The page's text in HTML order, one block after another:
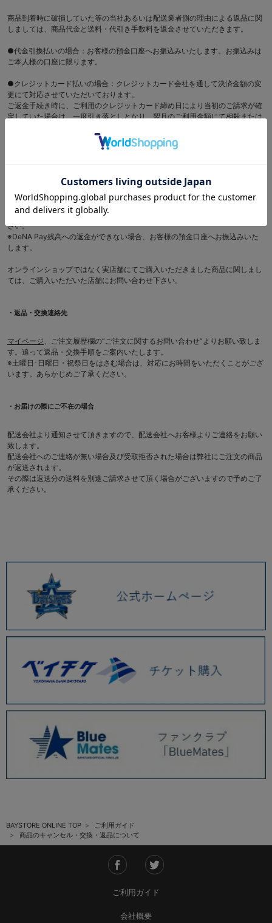
商品到着時に破損していた等の当社あるいは配送業者側の理由による返品に関
しましては、商品代金と送料・代引き手数料を返金させていただきます。
●代金引換払いの場合：お客様の預金口座へお振込みいたします。お振込みは
ご本人様の口座に限ります。
●クレジットカード払いの場合：クレジットカード会社を通して決済金額の変
更にて対応させていただいております。
ご返金手続き時に、ご利用のクレジットカード締め日により当初のご請求が確
定していた場合は、一度引き落としとなり、翌月のご利用金額にて相殺または
※ご返金方法はカード会社により異なります。クレジットカード会社発行のご
利用明細書で金額をご確認ください。
金の対応とさせて頂きます。
●DeNA Pay払いの場合：お客様のDeNA Pay残高へ返金いたします。
※クレジットカード利用の場合は、クレジットカード払いの場合をご確認くだ
さい。
※DeNA Pay残高への返金ができない場合、お客様の預金口座へお振込みいた
します。
オンラインショップではなく実店舗にてご購入いただきました商品に関しまし
ては、ご購入いただいた店舗にお問い合わせ下さい。
・返品・交換連絡先
マイページ、ご注文履歴欄の”ご注文に関するお問い合わせ”よりお願い致しま
す。追って返品・交換手順をご案内いたします。
※土曜日･日曜日・祝祭日をはさむ場合は、対応にお時間をいただくことがござ
います。あらかじめご了承ください。
・お届けの際にご不在の場合
配送会社より通知させて頂きますので、配送会社へお客様よりご連絡をお願い
致します。
配送会社へのご連絡が無い場合及び受取拒否された場合は弊社にご注文の商品
が返送されます。
その際は返送分の送料を別途ご請求させて頂く場合がございますので予めご了
承ください。
BAYSTORE ONLINE TOP
ご利用ガイド
商品のキャンセル・交換・返品について
ご利用ガイド
会社概要